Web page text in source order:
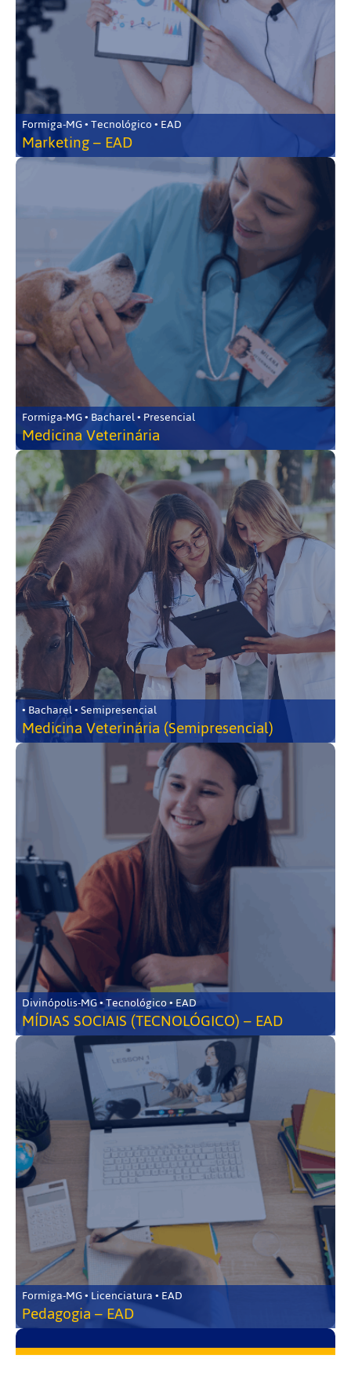
Formiga-MG • Tecnológico • EAD
Marketing – EAD
Formiga-MG • Bacharel • Presencial
Medicina Veterinária
• Bacharel • Semipresencial
Medicina Veterinária (Semipresencial)
Divinópolis-MG • Tecnológico • EAD
MÍDIAS SOCIAIS (TECNOLÓGICO) – EAD
Formiga-MG • Licenciatura • EAD
Pedagogia – EAD